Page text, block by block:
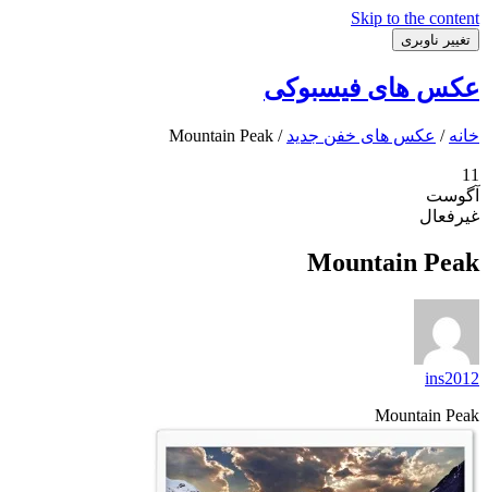
Skip to the content
تغییر ناوبری
عکس های فیسبوکی
خانه / عکس های خفن جدید / Mountain Peak
11
آگوست
غیرفعال
Mountain Peak
ins2012
Mountain Peak